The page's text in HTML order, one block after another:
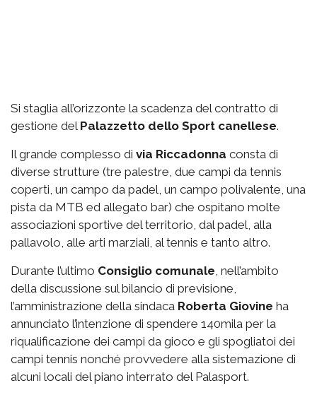
Si staglia all’orizzonte la scadenza del contratto di
gestione del Palazzetto dello Sport canellese.
Il grande complesso di via Riccadonna consta di
diverse strutture (tre palestre, due campi da tennis
coperti, un campo da padel, un campo polivalente, una
pista da MTB ed allegato bar) che ospitano molte
associazioni sportive del territorio, dal padel, alla
pallavolo, alle arti marziali, al tennis e tanto altro.
Durante l’ultimo Consiglio comunale, nell’ambito
della discussione sul bilancio di previsione,
l’amministrazione della sindaca Roberta Giovine ha
annunciato l’intenzione di spendere 140mila per la
riqualificazione dei campi da gioco e gli spogliatoi dei
campi tennis nonché provvedere alla sistemazione di
alcuni locali del piano interrato del Palasport.